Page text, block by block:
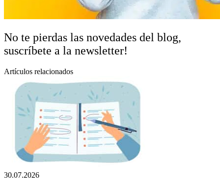
No te pierdas las novedades del blog,
suscríbete a la newsletter!
Artículos relacionados
30.07.2026